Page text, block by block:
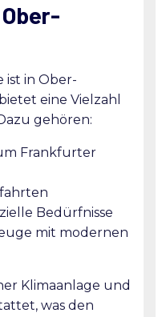
ist in Ober-
eine Vielzahl
gehören:
Frankfurter
Bedürfnisse
mit modernen
Klimaanlage und
was den